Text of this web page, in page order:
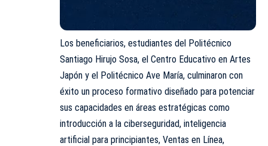
Los beneficiarios, estudiantes del Politécnico
Santiago Hirujo Sosa, el Centro Educativo en Artes
Japón y el Politécnico Ave María, culminaron con
éxito un proceso formativo diseñado para potenciar
sus capacidades en áreas estratégicas como
introducción a la ciberseguridad, inteligencia
artificial para principiantes, Ventas en Línea,